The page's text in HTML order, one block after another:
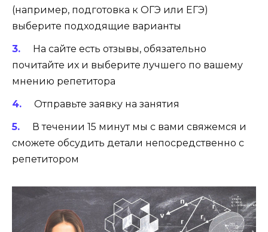
(например, подготовка к ОГЭ или ЕГЭ)
выберите подходящие варианты
На сайте есть отзывы, обязательно
почитайте их и выберите лучшего по вашему
мнению репетитора
Отправьте заявку на занятия
В течении 15 минут мы с вами свяжемся и
сможете обсудить детали непосредственно с
репетитором